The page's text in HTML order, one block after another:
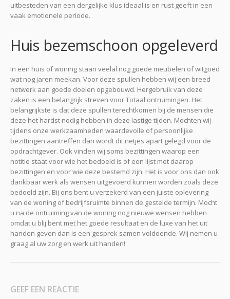
uitbesteden van een dergelijke klus ideaal is en rust geeft in een
vaak emotionele periode.
Huis bezemschoon opgeleverd
In een huis of woning staan veelal nog goede meubelen of witgoed
wat nog jaren meekan. Voor deze spullen hebben wij een breed
netwerk aan goede doelen opgebouwd. Hergebruik van deze
zaken is een belangrijk streven voor Totaal ontruimingen. Het
belangrijkste is dat deze spullen terechtkomen bij de mensen die
deze het hardst nodig hebben in deze lastige tijden. Mochten wij
tijdens onze werkzaamheden waardevolle of persoonlijke
bezittingen aantreffen dan wordt dit netjes apart gelegd voor de
opdrachtgever. Ook vinden wij soms bezittingen waarop een
notitie staat voor wie het bedoeld is of een lijst met daarop
bezittingen en voor wie deze bestemd zijn. Het is voor ons dan ook
dankbaar werk als wensen uitgevoerd kunnen worden zoals deze
bedoeld zijn. Bij ons bent u verzekerd van een juiste oplevering
van de woning of bedrijfsruimte binnen de gestelde termijn. Mocht
u na de ontruiming van de woning nog nieuwe wensen hebben
omdat u blij bent met het goede resultaat en de luxe van het uit
handen geven dan is een gesprek samen voldoende. Wij nemen u
graag al uw zorg en werk uit handen!
GEEF EEN REACTIE